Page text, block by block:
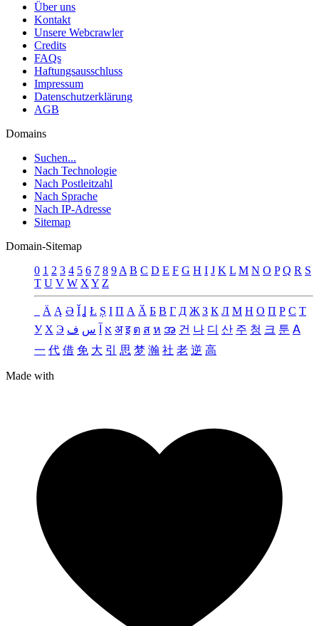
Über uns
Kontakt
Unsere Webcrawler
Credits
FAQs
Haftungsausschluss
Impressum
Datenschutzerklärung
AGB
Domains
Suchen...
Nach Technologie
Nach Postleitzahl
Nach Sprache
Nach IP-Adresse
Sitemap
Domain-Sitemap
0 1 2 3 4 5 6 7 8 9 A B C D E F G H I J K L M N O P Q R S
T U V W X Y Z
Ä Ą Ə Ǐ Ʝ Ł Ș Ι Π А Ӑ Б В Г Д Җ З К Л М Н О П Р С Т
У Х Э א س ف अ इ ต ส ห အ 건 나 디 산 주 청 크 툰 ꓮ
一 代 借 免 大 引 思 梦 瀚 社 老 逆 高
Made with